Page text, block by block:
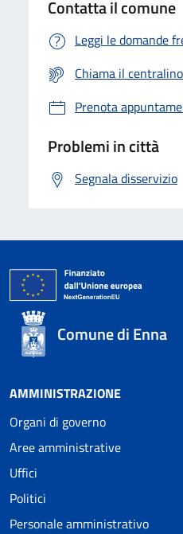
Contatta il comune
Leggi le domande
Chiama il
Prenota
Problemi in città
Segnala disservizio
Comune di Enna
AMMINISTRAZIONE
Organi di governo
Aree amministrative
Uffici
Politici
Personale amministrativo